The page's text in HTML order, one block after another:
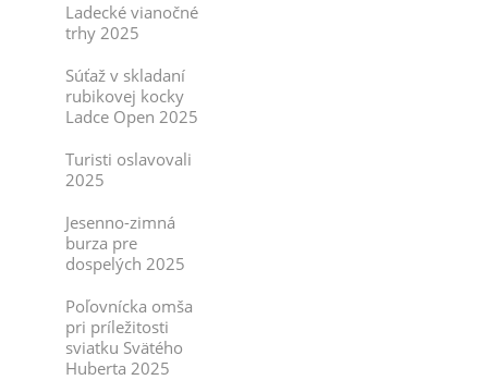
Ladecké vianočné
trhy 2025
Súťaž v skladaní
rubikovej kocky
Ladce Open 2025
Turisti oslavovali
2025
Jesenno-zimná
burza pre
dospelých 2025
Poľovnícka omša
pri príležitosti
sviatku Svätého
Huberta 2025